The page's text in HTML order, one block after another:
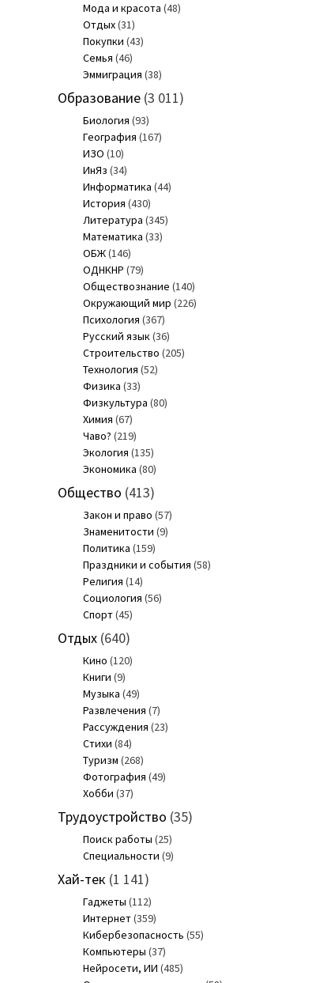
Мода и красота (48)
Отдых(31)
Покупки (43)
Семья (46)
Эммиграция (38)
Образование(3 011)
Биология (93)
География (167)
ИЗО (10)
ИнЯз (34)
Информатика (44)
История (430)
Литература (345)
Математика (33)
ОБЖ(146)
ОДНКНР (79)
Обществознание (140)
Окружающий мир (226)
Психология (367)
Русский язык(36)
Строительство (205)
Технология (52)
Физика (33)
Физкультура (80)
Химия (67)
Чаво? (219)
Экология (135)
Экономика (80)
Общество (413)
Закон и право (57)
Знаменитости (9)
Политика (159)
Праздники и события (58)
Религия (14)
Социология (56)
Спорт(45)
Отдых(640)
Кино (120)
Книги (9)
Музыка (49)
Развлечения (7)
Рассуждения (23)
Стихи (84)
Туризм (268)
Фотография (49)
Хобби (37)
Трудоустройство (35)
Поиск работы (25)
Специальности (9)
Хай-тек (1 141)
Гаджеты (112)
Интернет(359)
Кибербезопасность (55)
Компьютеры (37)
Нейросети, ИИ (485)